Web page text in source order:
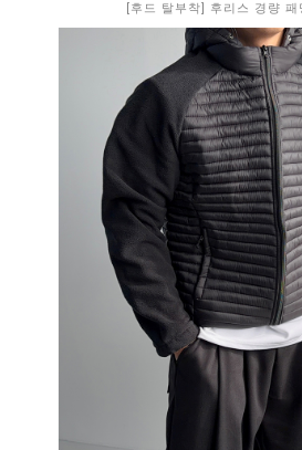
[후드 탈부착] 후리스 경량 패